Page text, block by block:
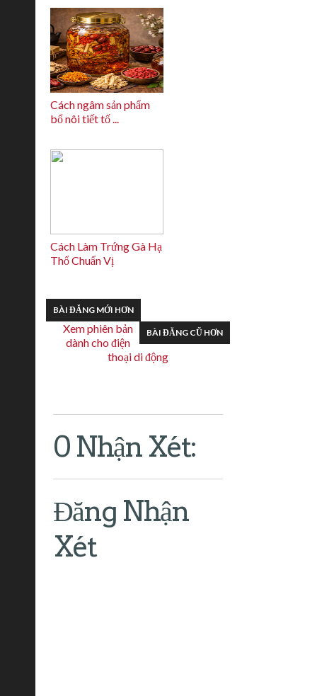
Cách ngâm sản phẩm
bổ nôi tiết tố ...
Cách Làm Trứng Gà Hạ
Thổ Chuẩn Vị
BÀI ĐĂNG MỚI HƠN
BÀI ĐĂNG CŨ HƠN
Xem phiên bản
dành cho điện
thoại di động
0 Nhận Xét:
Đăng Nhận
Xét